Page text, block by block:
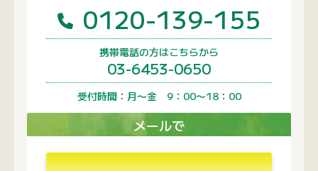
0120-139-155
携帯電話の方はこちらから
03-6453-0650
受付時間：月〜金 9：00〜18：00
メールで